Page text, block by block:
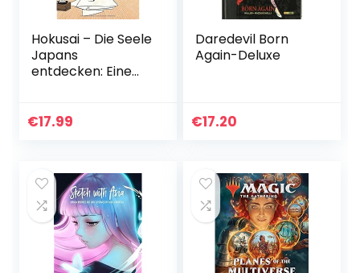
Hokusai – Die Seele
Japans
entdecken: Eine
€17.99
Daredevil Born
Again-Deluxe
€17.20